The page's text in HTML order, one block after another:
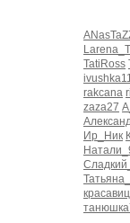
TatiRoss
rakcana
zaza27
Ир_Ник